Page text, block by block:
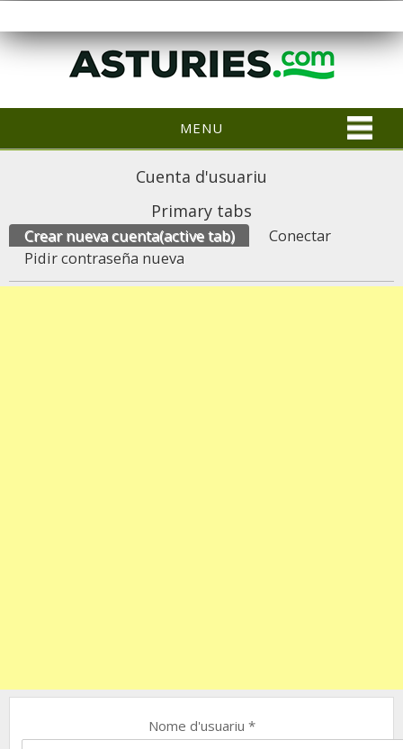
MENU
Cuenta d'usuariu
Primary tabs
Crear nueva cuenta(active tab)
Conectar
Pidir contraseña nueva
Nome d'usuariu *